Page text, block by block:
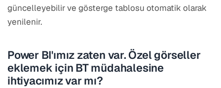
güncelleyebilir ve gösterge tablosu otomatik olarak
yenilenir.
Power BI'ımız zaten var. Özel görseller
eklemek için BT müdahalesine
ihtiyacımız var mı?